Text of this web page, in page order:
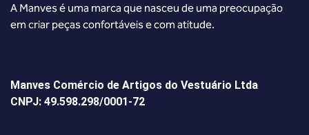
A Manves é uma marca que nasceu de uma preocupação
em criar peças confortáveis e com atitude.
Manves Comércio de Artigos do Vestuário Ltda
CNPJ: 49.598.298/0001-72